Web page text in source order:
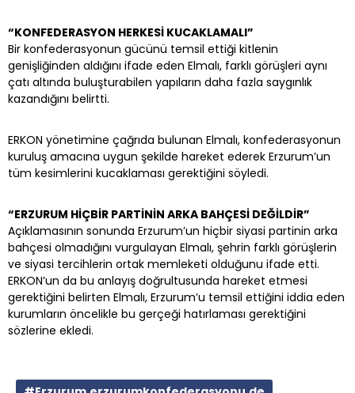
“KONFEDERASYON HERKESİ KUCAKLAMALI”
Bir konfederasyonun gücünü temsil ettiği kitlenin
genişliğinden aldığını ifade eden Elmalı, farklı görüşleri aynı
çatı altında buluşturabilen yapıların daha fazla saygınlık
kazandığını belirtti.
ERKON yönetimine çağrıda bulunan Elmalı, konfederasyonun
kuruluş amacına uygun şekilde hareket ederek Erzurum’un
tüm kesimlerini kucaklaması gerektiğini söyledi.
“ERZURUM HİÇBİR PARTİNİN ARKA BAHÇESİ DEĞİLDİR”
Açıklamasının sonunda Erzurum’un hiçbir siyasi partinin arka
bahçesi olmadığını vurgulayan Elmalı, şehrin farklı görüşlerin
ve siyasi tercihlerin ortak memleketi olduğunu ifade etti.
ERKON’un da bu anlayış doğrultusunda hareket etmesi
gerektiğini belirten Elmalı, Erzurum’u temsil ettiğini iddia eden
kurumların öncelikle bu gerçeği hatırlaması gerektiğini
sözlerine ekledi.